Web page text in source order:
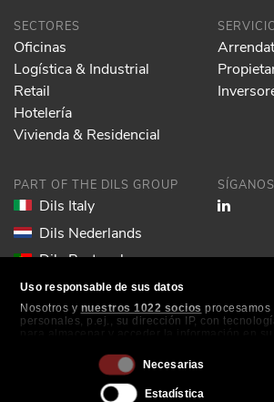
Uso responsable de sus datos
Nosotros y nuestros 1022 socios procesamos
personales, p.ej., su dirección IP, con
publicidad y contenido, investigación de
servicios. Tiene la opción de seleccionar
qué propósitos. Puede cambiar o retirar su
cualquier momento desde la Declaración de
Necesarias
Estadística
SECTORES
Oficinas
Logística & Industrial
Retail
Hotelería
Vivienda & Residencial
PART OF THE DILS GROUP
Dils Italy
Dils Nederlands
Dils Portugal
Dils Spain
Dils Lucas Fox
SÍGANOS